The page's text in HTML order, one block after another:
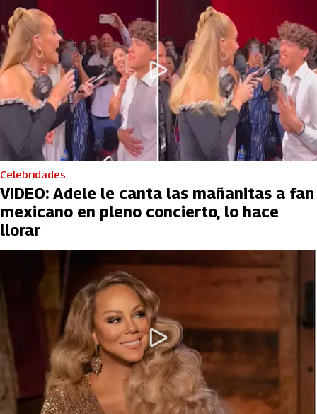
Celebridades
VIDEO: Adele le canta las mañanitas a fan
mexicano en pleno concierto, lo hace
llorar